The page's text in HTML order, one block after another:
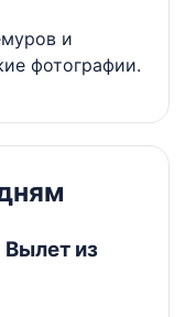
и
фотографии.
из